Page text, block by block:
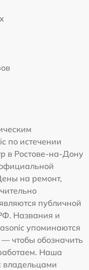
по истечении
в Ростове-на-Дону
на ремонт,
публичной
Названия и
упоминаются
чтобы обозначить
Наша
владельцами